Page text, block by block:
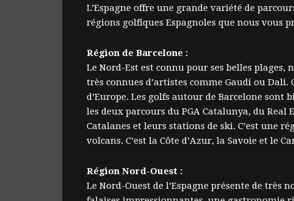
L’Espagne offre une grande variété de
régions golfiques Espagnoles que nous vous
Région de Barcelone :
Le Nord-Est est connu pour ses belles plages,
très connues d’artistes comme Gaudi ou
d’Europe. Les golfs autour de Barcelone
les deux parcours du PGA Catalunya, du
Catalanes et leurs stations de ski. C’est une
volcans. C’est la Côte d’Azur, la Savoie et le
Région Nord-Ouest :
Le Nord-Ouest de l’Espagne présente de très